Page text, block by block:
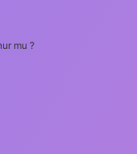
mu ?